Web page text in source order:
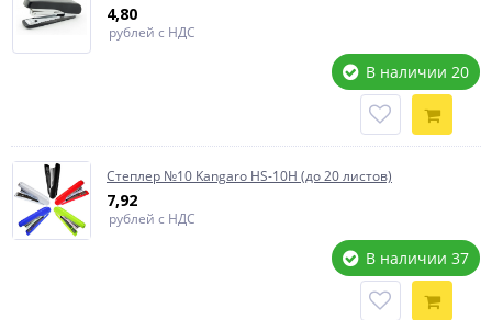
4,80
рублей с НДС
В наличии 20
Степлер №10 Kangaro HS-10H (до 20 листов)
7,92
рублей с НДС
В наличии 37